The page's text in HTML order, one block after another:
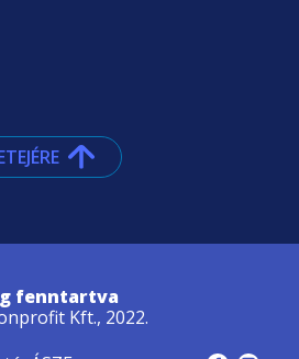
fenntartva
Kft., 2022.